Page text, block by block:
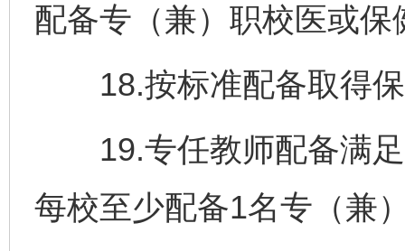
配备专（兼）职校医或保
18.按标准配备取得保
19.专任教师配备满足
每校至少配备1名专（兼